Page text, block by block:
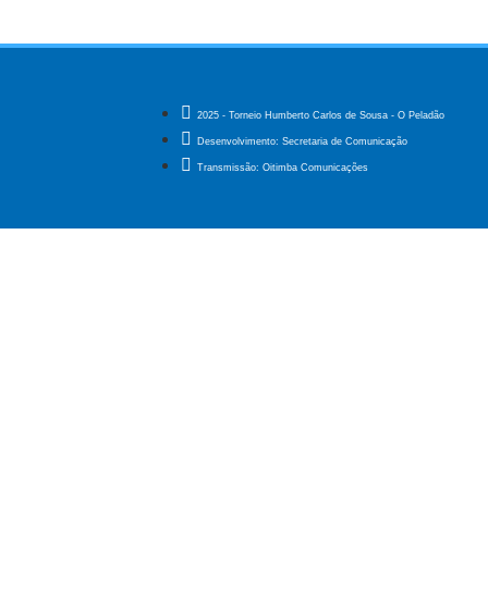
2025 - Torneio Humberto Carlos de Sousa - O Peladão
Desenvolvimento: Secretaria de Comunicação
Transmissão: Oitimba Comunicações